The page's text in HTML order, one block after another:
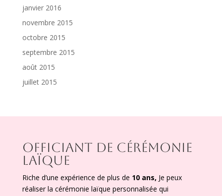
janvier 2016
novembre 2015
octobre 2015
septembre 2015
août 2015
juillet 2015
OFFICIANT DE CÉRÉMONIE
LAÏQUE
Riche d’une expérience de plus de 10 ans, Je peux
réaliser la cérémonie laïque personnalisée qui